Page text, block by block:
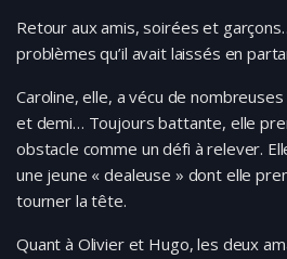
Retour aux amis, soirées et
problèmes qu’il avait laissés en
Caroline, elle, a vécu de
et demi… Toujours battante, elle
obstacle comme un défi à relever.
une jeune « dealeuse » dont elle
tourner la tête.
Quant à Olivier et Hugo, les deux